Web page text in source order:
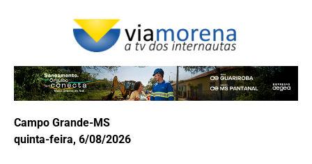
Campo Grande-MS
quinta-feira, 6/08/2026